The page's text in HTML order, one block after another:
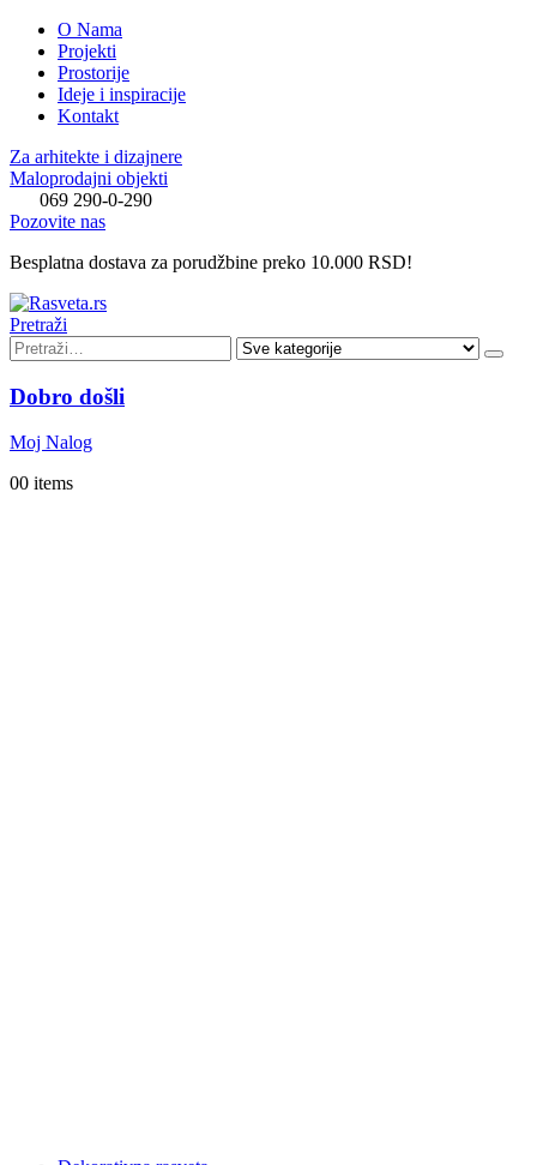
O Nama
Projekti
Prostorije
Ideje i inspiracije
Kontakt
Za arhitekte i dizajnere
Maloprodajni objekti
069 290-0-290
Pozovite nas
Besplatna dostava za porudžbine preko 10.000 RSD!
Pretraži
Dobro došli
Moj Nalog
00 items